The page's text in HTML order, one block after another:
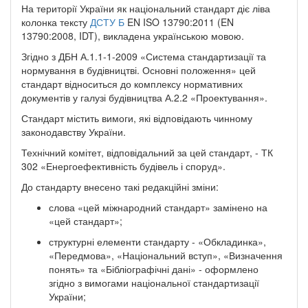
На території України як національний стандарт діє ліва
колонка тексту ДСТУ Б EN ISO 13790:2011 (EN
13790:2008, IDT), викладена українською мовою.
Згідно з ДБН А.1.1-1-2009 «Система стандартизації та
нормування в будівництві. Основні положення» цей
стандарт відноситься до комплексу нормативних
документів у галузі будівництва А.2.2 «Проектування».
Стандарт містить вимоги, які відповідають чинному
законодавству України.
Технічний комітет, відповідальний за цей стандарт, - ТК
302 «Енергоефективність будівель і споруд».
До стандарту внесено такі редакційні зміни:
слова «цей міжнародний стандарт» замінено на
«цей стандарт»;
структурні елементи стандарту - «Обкладинка»,
«Передмова», «Національний вступ», «Визначення
понять» та «Бібліографічні дані» - оформлено
згідно з вимогами національної стандартизації
України;